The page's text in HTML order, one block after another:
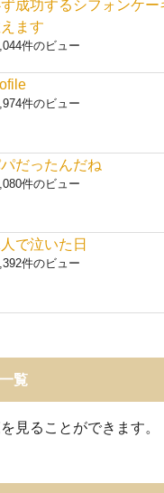
成功するシフォンケ
ます
件のビュー
件のビュー
だったんだね
件のビュー
で泣いた日
件のビュー
覧
見ることができます。